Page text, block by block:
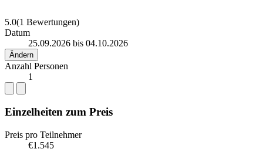
5.0(1 Bewertungen)
Datum
25.09.2026 bis 04.10.2026
Ändern
Anzahl Personen
1
Einzelheiten zum Preis
Preis pro Teilnehmer
€1.545